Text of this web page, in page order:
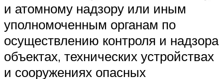
и атомному надзору или иным
уполномоченным органам по
осуществлению контроля и надзора
объектах, технических устройствах
и сооружениях опасных